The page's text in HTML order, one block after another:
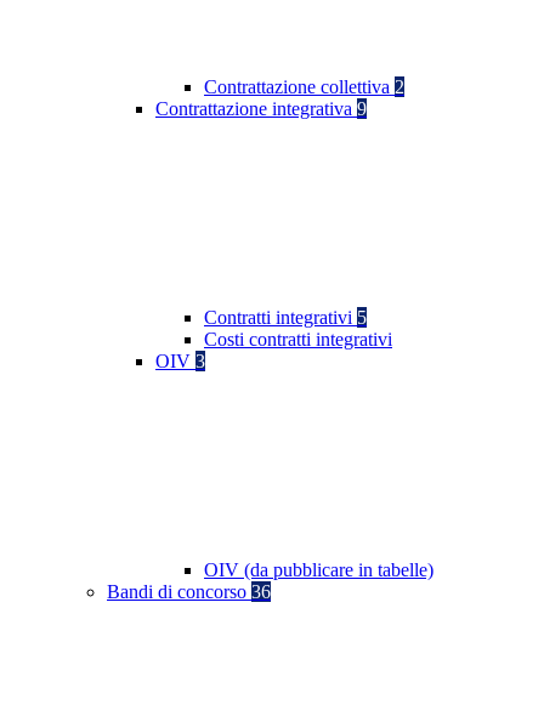
Contrattazione collettiva 2
Contrattazione integrativa 9
Contratti integrativi 5
Costi contratti integrativi
OIV 3
OIV (da pubblicare in tabelle)
Bandi di concorso 36